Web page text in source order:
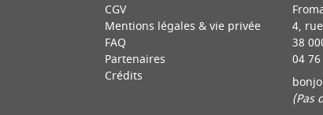
CGV
Mentions légales & vie privée
FAQ
Partenaires
Crédits
4,
38
04
(Pas